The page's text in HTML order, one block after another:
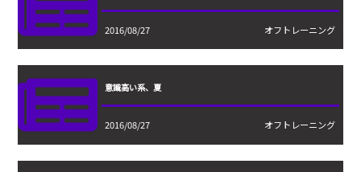
2016/08/27 オフトレーニング
意識高い系、夏
2016/08/27 オフトレーニング